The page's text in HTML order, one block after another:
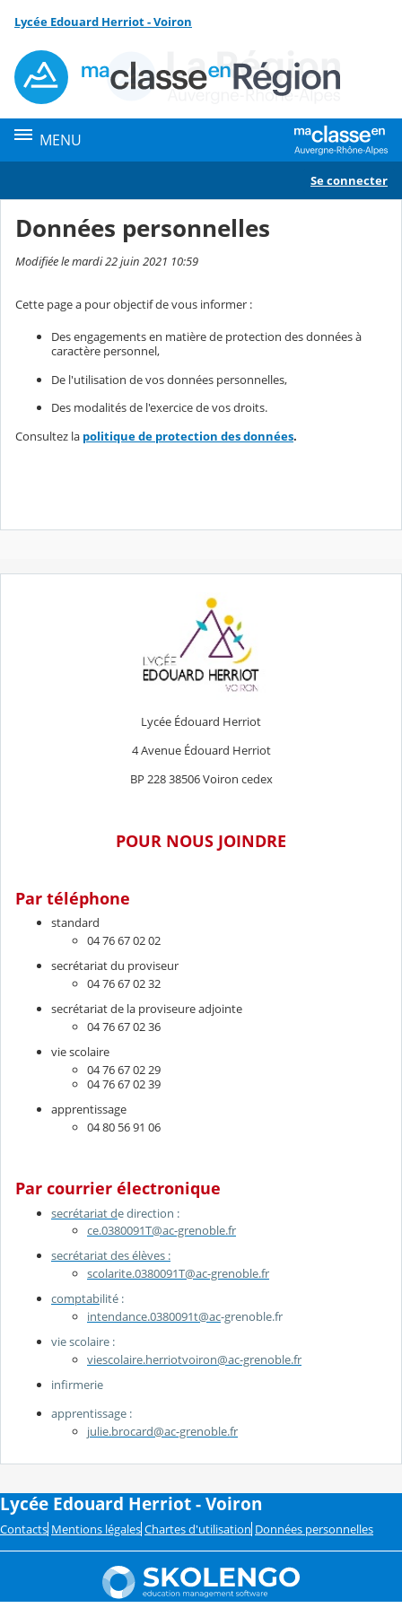
Contenu
Lycée Edouard Herriot - Voiron
MENU
Se connecter
Données personnelles
Modifiée le mardi 22 juin 2021 10:59
Cette page a pour objectif de vous informer :
Des engagements en matière de protection des données à
caractère personnel,
De l'utilisation de vos données personnelles,
Des modalités de l'exercice de vos droits.
Consultez la politique de protection des données.
Lycée Édouard Herriot
4 Avenue Édouard Herriot
BP 228 38506 Voiron cedex
POUR NOUS JOINDRE
Par téléphone
standard
04 76 67 02 02
secrétariat du proviseur
04 76 67 02 32
secrétariat de la proviseure adjointe
04 76 67 02 36
vie scolaire
04 76 67 02 29
04 76 67 02 39
apprentissage
04 80 56 91 06
Par courrier électronique
secrétariat de direction :
ce.0380091T@ac-grenoble.fr
secrétariat des élèves :
scolarite.0380091T@ac-grenoble.fr
comptabilité :
intendance.0380091t@ac-grenoble.fr
vie scolaire :
viescolaire.herriotvoiron@ac-grenoble.fr
infirmerie
apprentissage :
julie.brocard@ac-grenoble.fr
Lycée Edouard Herriot - Voiron
Contacts Mentions légales Chartes d'utilisation Données personnelles